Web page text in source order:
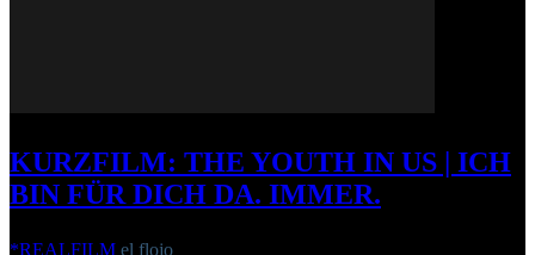
KURZFILM: THE YOUTH IN US | ICH
BIN FÜR DICH DA. IMMER.
*REALFILM el flojo